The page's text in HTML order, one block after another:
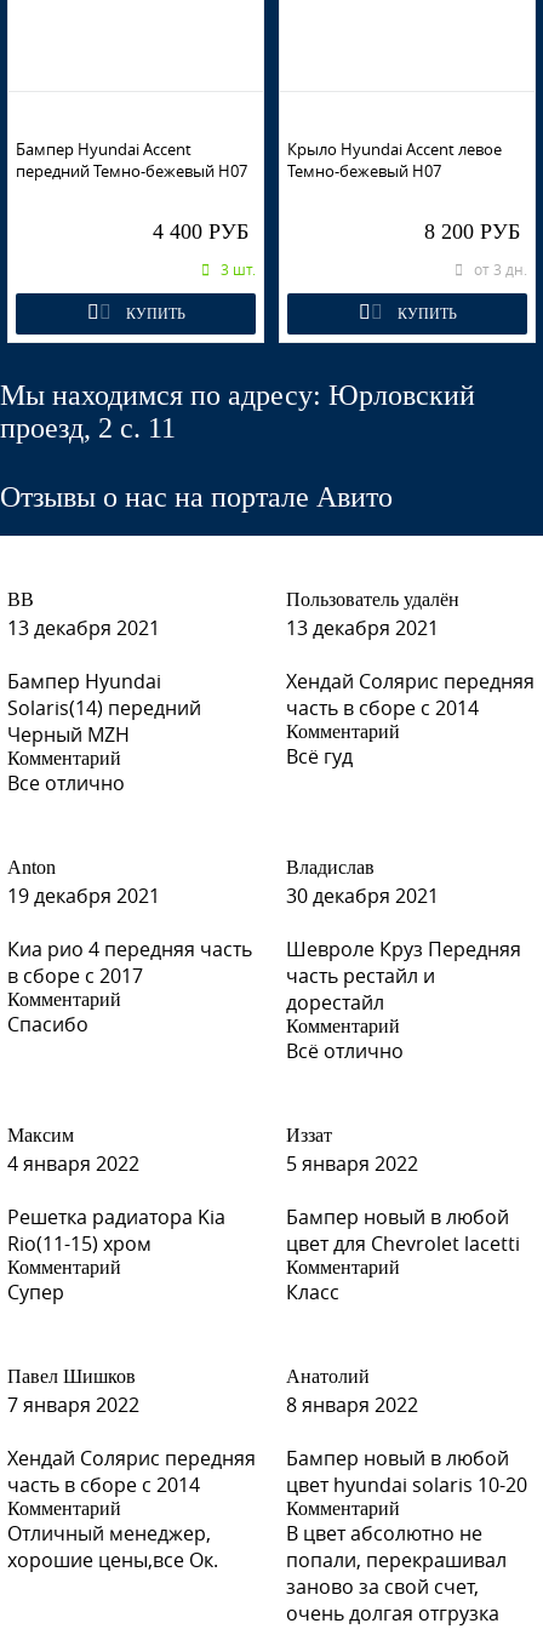
W02 - BELY ICEBERG (Белый Айсберг) (СОЛИД)
S14 - ARTEMIS (Артемис) (много 542 по Spies Hecker)
S14 - ARTEMIS (Артемис) (много 542 по Spies Hecker)
S14 - ARTEMIS (Артемис) (много 542 по Spies Hecker)
S01 - SERY KVARZ (Серый Кварц) (на 557 по Spies Hecker)
S01 - SERY KVARZ (Серый Кварц) (на 557 по Spies Hecker)
S01 - SERY KVARZ (Серый Кварц) (на 557 по Spies Hecker)
Spies Hecker)
S09 - SEREBRISTY INIY (Серебристый Иней) (на 514 по
Spies Hecker)
Бампер Hyundai Accent
передний Темно-бежевый H07
4 400 РУБ
3 шт.
КУПИТЬ
Крыло Hyundai Accent левое
Темно-бежевый H07
8 200 РУБ
от 3 дн.
КУПИТЬ
Мы находимся по адресу: Юрловский
проезд, 2 с. 11
Отзывы о нас на портале Авито
ВВ
13 декабря 2021
Бампер Hyundai
Solaris(14) передний
Черный MZH
Комментарий
Все отлично
Пользователь удалён
13 декабря 2021
Хендай Солярис передняя
часть в сборе с 2014
Комментарий
Всё гуд
Anton
19 декабря 2021
Киа рио 4 передняя часть
в сборе с 2017
Комментарий
Спасибо
Владислав
30 декабря 2021
Шевроле Круз Передняя
часть рестайл и
дорестайл
Комментарий
Всё отлично
Максим
4 января 2022
Решетка радиатора Kia
Rio(11-15) хром
Комментарий
Супер
Иззат
5 января 2022
Бампер новый в любой
цвет для Chevrolet lacetti
Комментарий
Класс
Павел Шишков
7 января 2022
Хендай Солярис передняя
часть в сборе с 2014
Комментарий
Отличный менеджер,
хорошие цены,все Ок.
Анатолий
8 января 2022
Бампер новый в любой
цвет hyundai solaris 10-20
Комментарий
В цвет абсолютно не
попали, перекрашивал
заново за свой счет,
очень долгая отгрузка